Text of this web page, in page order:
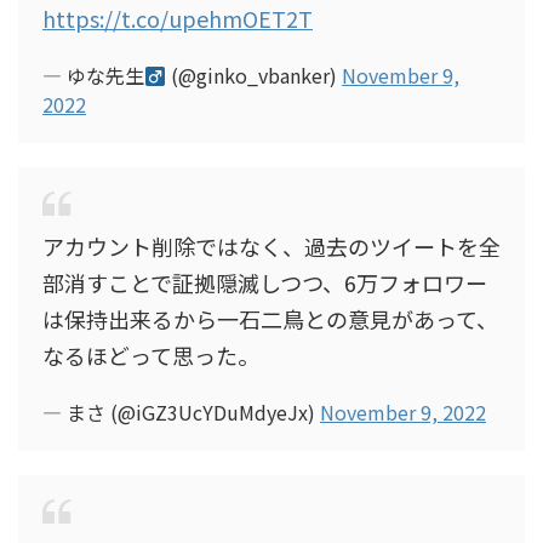
https://t.co/upehmOET2T
— ゆな先生 (@ginko_vbanker) November 9,
2022
アカウント削除ではなく、過去のツイートを全
部消すことで証拠隠滅しつつ、6万フォロワー
は保持出来るから一石二鳥との意見があって、
なるほどって思った。
— まさ (@iGZ3UcYDuMdyeJx) November 9, 2022